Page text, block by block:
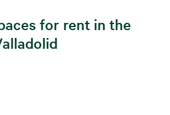
for rent in the